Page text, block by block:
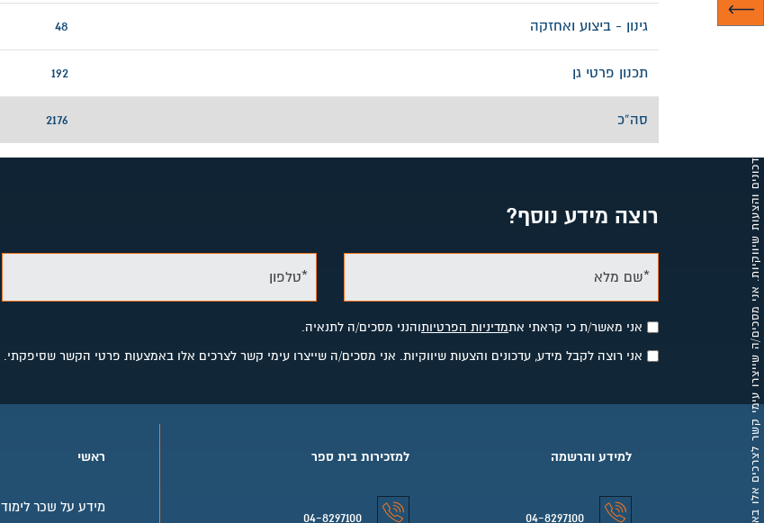
גינון - ביצוע ואחזקה 48
תכנון פרטי גן 192
סה”כ 2176
רוצה מידע נוסף?
*שם מלא *טלפון
אני מאשר/ת כי קראתי אתמדיניות הפרטיותוהנני מסכים/ה לתנאיה.
אני רוצה לקבל מידע, עדכונים והצעות שיווקיות. אני מסכים/ה שייצרו עימי קשר לצרכים אלו באמצעות פרטי הקשר שסיפקתי.
למידע והרשמה
04-8297100
למזכירות בית ספר
04-8297100
ראשי
מידע על שכר לימוד
אני רוצה לקבל מידע, עדכונים והצעות שיווקיות. אני מסכים/ה שייצרו עימי קשר לצרכים אלו באמצעות פרטי הקשר שסיפקתי.